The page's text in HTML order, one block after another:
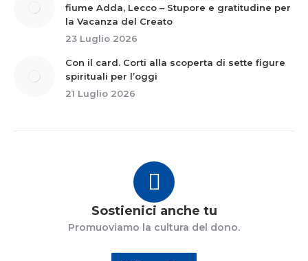
fiume Adda, Lecco – Stupore e gratitudine per
la Vacanza del Creato
23 Luglio 2026
Con il card. Corti alla scoperta di sette figure
spirituali per l’oggi
21 Luglio 2026
Sostienici anche tu
Promuoviamo la cultura del dono.